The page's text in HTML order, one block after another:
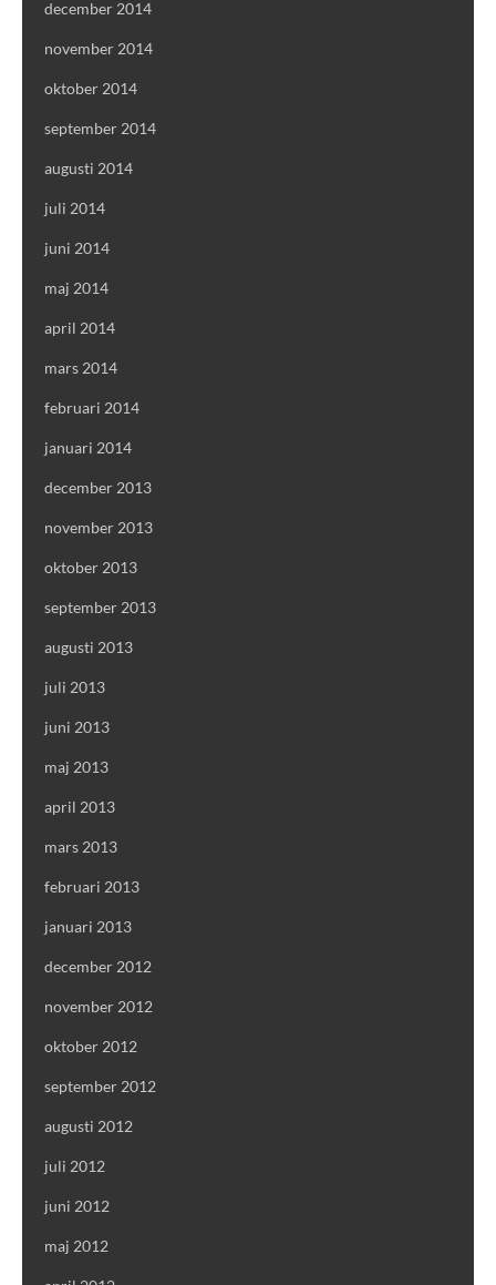
december 2014
november 2014
oktober 2014
september 2014
augusti 2014
juli 2014
juni 2014
maj 2014
april 2014
mars 2014
februari 2014
januari 2014
december 2013
november 2013
oktober 2013
september 2013
augusti 2013
juli 2013
juni 2013
maj 2013
april 2013
mars 2013
februari 2013
januari 2013
december 2012
november 2012
oktober 2012
september 2012
augusti 2012
juli 2012
juni 2012
maj 2012